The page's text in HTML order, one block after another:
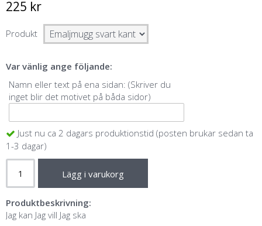
225 kr
Produkt
Var vänlig ange följande:
Namn eller text på ena sidan: (Skriver du
inget blir det motivet på båda sidor)
Just nu ca 2 dagars produktionstid (posten brukar sedan ta
1-3 dagar)
Lägg i varukorg
Produktbeskrivning:
Jag kan Jag vill Jag ska